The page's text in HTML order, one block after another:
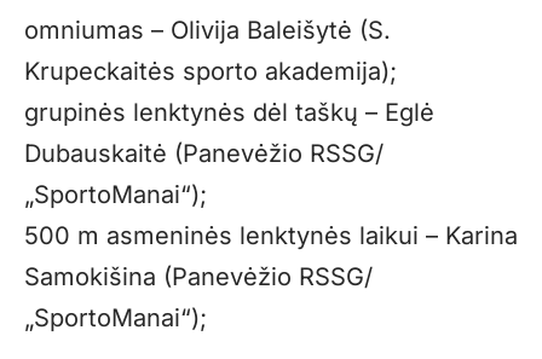
omniumas – Olivija Baleišytė (S.
Krupeckaitės sporto akademija);
grupinės lenktynės dėl taškų – Eglė
Dubauskaitė (Panevėžio RSSG/
„SportoManai“);
500 m asmeninės lenktynės laikui – Karina
Samokišina (Panevėžio RSSG/
„SportoManai“);